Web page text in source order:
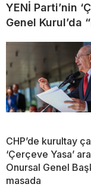
YENİ Parti’nin
Genel Kurul’da
CHP’de kurultay
‘Çerçeve Yasa’
Onursal Genel
masada